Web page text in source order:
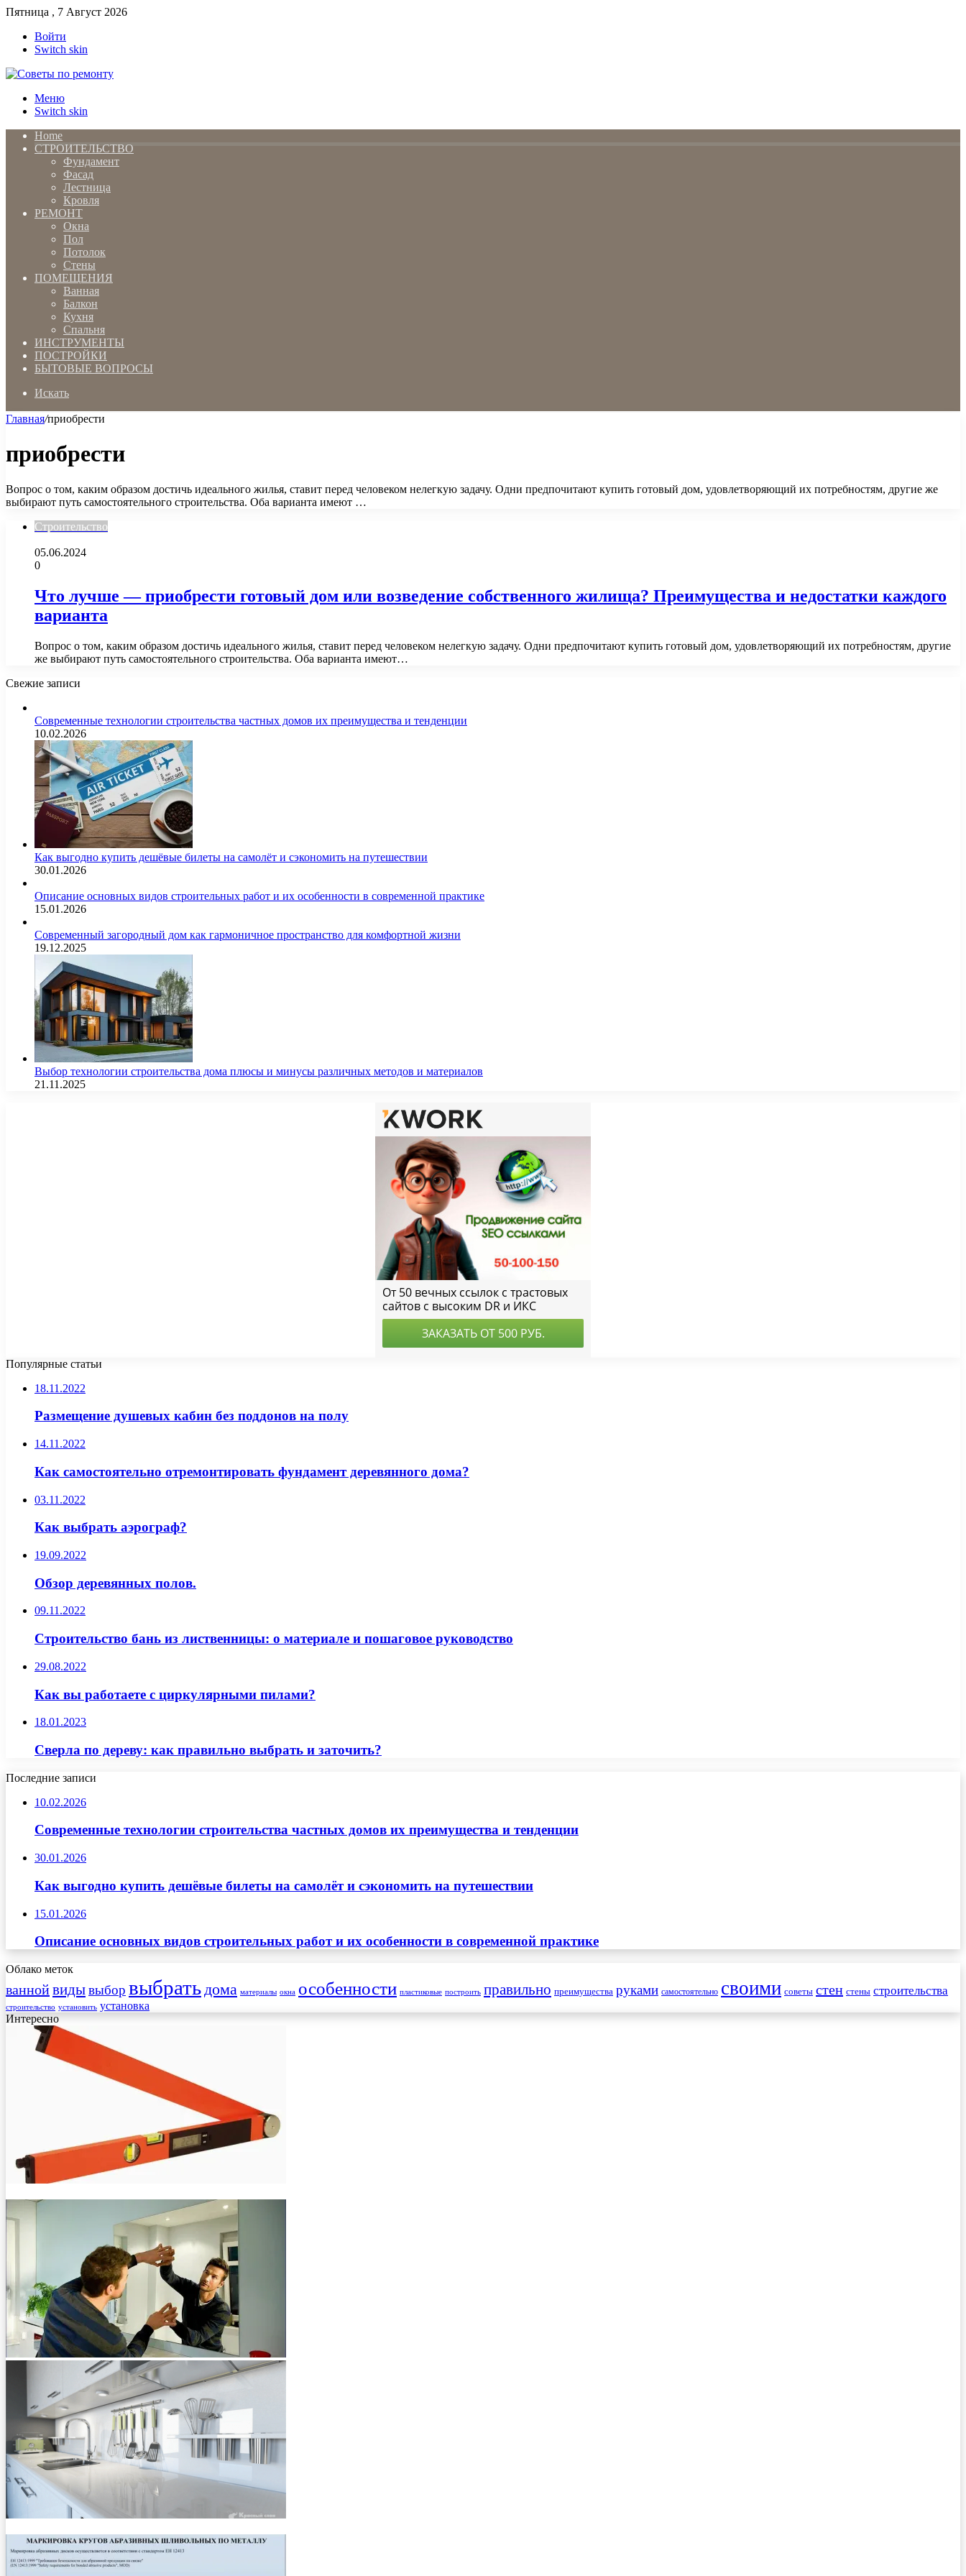
Пятница , 7 Август 2026
Войти
Switch skin
Меню
Switch skin
Home
СТРОИТЕЛЬСТВО
Фундамент
Фасад
Лестница
Кровля
РЕМОНТ
Окна
Пол
Потолок
Стены
ПОМЕЩЕНИЯ
Ванная
Балкон
Кухня
Спальня
ИНСТРУМЕНТЫ
ПОСТРОЙКИ
БЫТОВЫЕ ВОПРОСЫ
Искать
Главная/приобрести
приобрести
Вопрос о том, каким образом достичь идеального жилья, ставит перед человеком нелегкую задачу. Одни предпочитают купить готовый дом, удовлетворяющий их потребностям, другие же
выбирают путь самостоятельного строительства. Оба варианта имеют …
Строительство
05.06.2024
0
Что лучше — приобрести готовый дом или возведение собственного жилища? Преимущества и недостатки каждого
варианта
Вопрос о том, каким образом достичь идеального жилья, ставит перед человеком нелегкую задачу. Одни предпочитают купить готовый дом, удовлетворяющий их потребностям, другие
же выбирают путь самостоятельного строительства. Оба варианта имеют…
Свежие записи
Современные технологии строительства частных домов их преимущества и тенденции
10.02.2026
Как выгодно купить дешёвые билеты на самолёт и сэкономить на путешествии
30.01.2026
Описание основных видов строительных работ и их особенности в современной практике
15.01.2026
Современный загородный дом как гармоничное пространство для комфортной жизни
19.12.2025
Выбор технологии строительства дома плюсы и минусы различных методов и материалов
21.11.2025
Популярные статьи
18.11.2022
Размещение душевых кабин без поддонов на полу
14.11.2022
Как самостоятельно отремонтировать фундамент деревянного дома?
03.11.2022
Как выбрать аэрограф?
19.09.2022
Обзор деревянных полов.
09.11.2022
Строительство бань из лиственницы: о материале и пошаговое руководство
29.08.2022
Как вы работаете с циркулярными пилами?
18.01.2023
Сверла по дереву: как правильно выбрать и заточить?
Последние записи
10.02.2026
Современные технологии строительства частных домов их преимущества и тенденции
30.01.2026
Как выгодно купить дешёвые билеты на самолёт и сэкономить на путешествии
15.01.2026
Описание основных видов строительных работ и их особенности в современной практике
Облако меток
ваннойвидывыбор выбратьдома материалы окна особенности пластиковые построить правильно преимущества руками самостоятельно своими советы стен стены строительства
строительство установить установка
Интересно